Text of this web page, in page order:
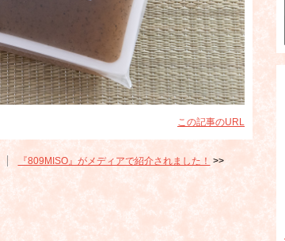
この記事のURL
『809MISO』がメディアで紹介されました！